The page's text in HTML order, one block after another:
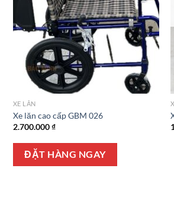
XE LĂN
Xe lăn cao cấp GBM 026
2.700.000₫
ĐẶT HÀNG NGAY